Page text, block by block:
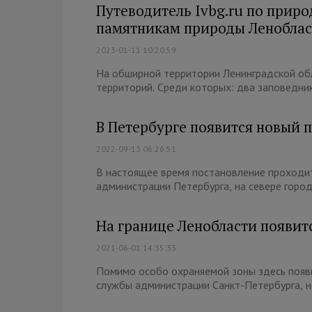
Путеводитель Ivbg.ru по
памятникам природы
2023-01-11 10:20:59
На обширной территории Ленинградской
территорий. Среди которых: два
В Петербурге появится новый
2022-09-13 06:26:51
В настоящее время постановление
администрации Петербурга, на севере
На границе Ленобласти
2021-06-01 14:35:33
Помимо особо охраняемой зоны здесь
службы администрации Санкт-Петербурга,